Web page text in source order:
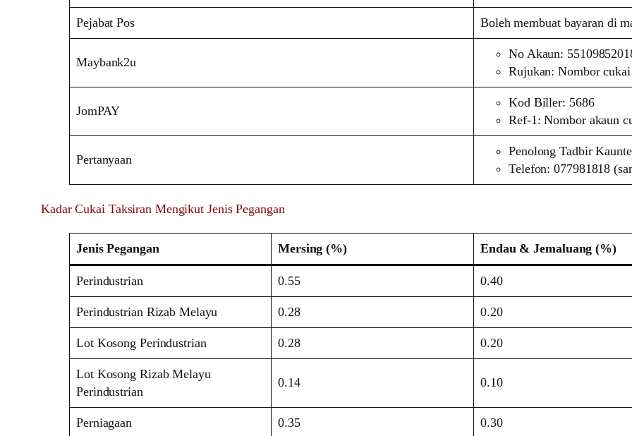
Pejabat Pos Boleh membuat bayaran di
Maybank2u
No Akaun:
Rujukan: Nombor
JomPAY
Kod Biller: 5686
Ref-1: Nombor akaun
Pertanyaan
Penolong Tadbir
Telefon: 077981818
Kadar Cukai Taksiran Mengikut Jenis Pegangan
Jenis Pegangan Mersing (%) Endau & Jemaluang (%)
Perindustrian 0.55 0.40
Perindustrian Rizab Melayu 0.28 0.20
Lot Kosong Perindustrian 0.28 0.20
Lot Kosong Rizab Melayu
Perindustrian
0.14 0.10
Perniagaan 0.35 0.30